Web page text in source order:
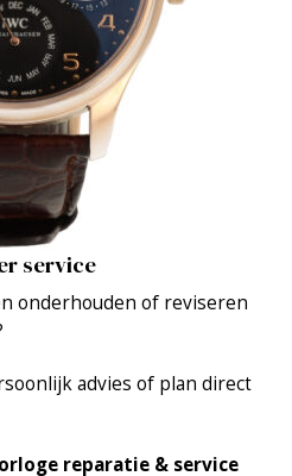
service
onderhouden of reviseren
advies of plan direct
reparatie & service